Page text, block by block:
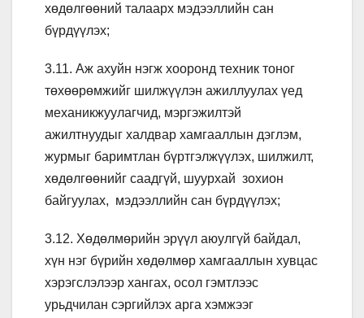
хөдөлгөөний талаарх мэдээллийн сан
бүрдүүлэх;
3.11. Аж ахуйн нэгж хооронд техник тоног
төхөөрөмжийг шилжүүлэн ажиллуулах үед
механикжуулагчид, мэргэжилтэй
ажилтнуудыг халдвар хамгааллын дэглэм,
журмыг баримтлан бүртгэлжүүлэх, шилжилт,
хөдөлгөөнийг саадгүй, шуурхай зохион
байгуулах, мэдээллийн сан бүрдүүлэх;
3.12. Хөдөлмөрийн эрүүл аюулгүй байдал,
хүн нэг бүрийн хөдөлмөр хамгааллын хувцас
хэрэгслэлээр хангах, осол гэмтлээс
урьдчилан сэргийлэх арга хэмжээг